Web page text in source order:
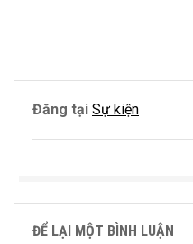
Đăng tại Sự kiện
ĐỂ LẠI MỘT BÌNH LUẬN